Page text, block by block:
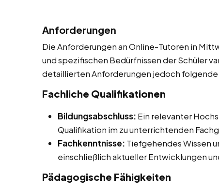
Anforderungen
Die Anforderungen an Online-Tutoren in
und spezifischen Bedürfnissen der Schüler
detaillierten Anforderungen jedoch
Fachliche Qualifikationen
Bildungsabschluss: Ein relevanter
Qualifikation im zu unterrichtenden
Fachkenntnisse: Tiefgehendes Wissen
einschließlich aktueller Entwicklungen
Pädagogische Fähigkeiten